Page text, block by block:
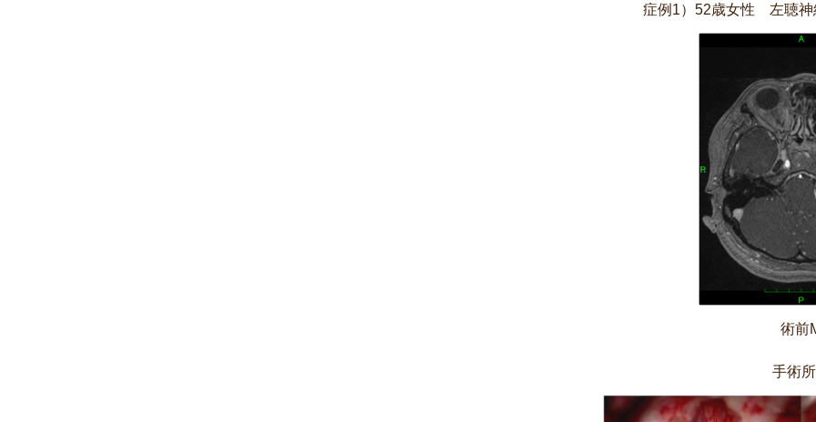
症例1）52歳女性 左聴神
術前
手術